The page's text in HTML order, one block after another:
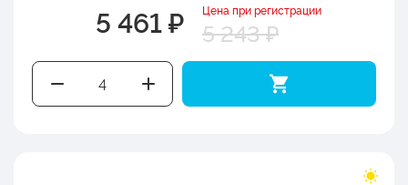
5 461 ₽ Цена при регистрации
5 243 ₽